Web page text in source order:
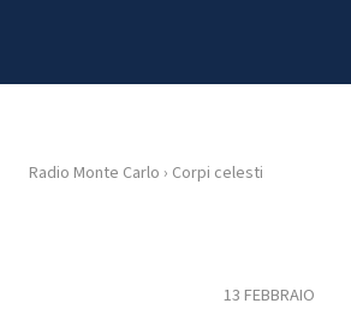
Radio Monte Carlo › Corpi celesti
13 FEBBRAIO